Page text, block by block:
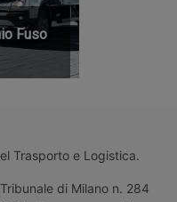
Fuso
Trasporto e Logistica.
di Milano n. 284